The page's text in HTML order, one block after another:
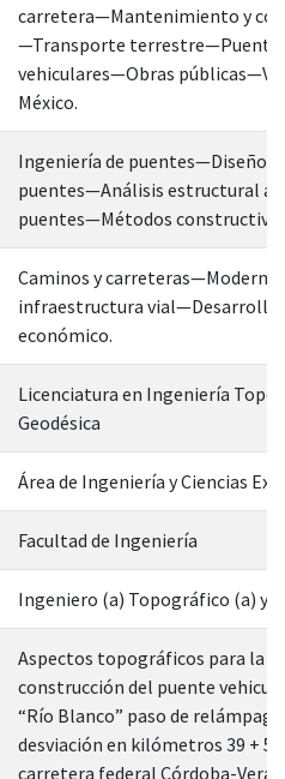
carretera—Mantenimiento y
—Transporte
vehiculares—Obras
México.
Ingeniería de puentes—Diseño y
puentes—Análisis estructural
puentes—Métodos
Caminos y
infraestructura vial—Desarrollo
económico.
Licenciatura en Ingeniería
Geodésica
Área de Ingeniería y Ciencias
Facultad de Ingeniería
Ingeniero (a) Topográfico (a) y
Aspectos topográficos para la
construcción del puente
“Río Blanco” paso de
desviación en kilómetros 39 +
carretera federal Córdoba-